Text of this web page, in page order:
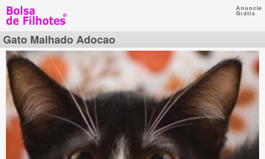
Anuncie
Grátis
Gato Malhado Adocao